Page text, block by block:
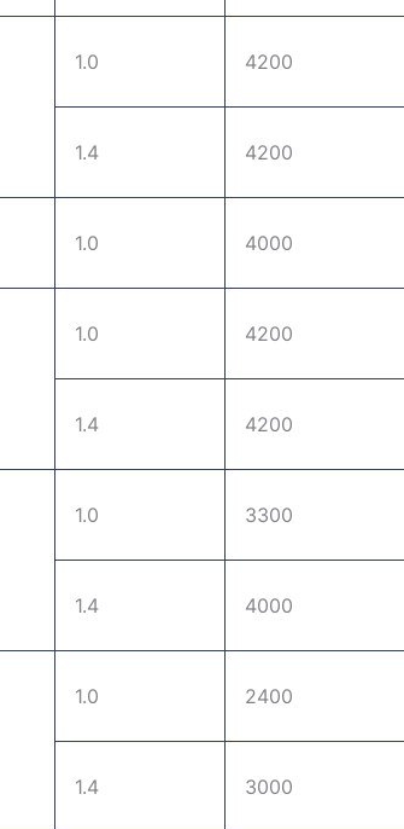
1.0 4200
1.4 4200
1.0 4000
1.0 4200
1.4 4200
1.0 3300
1.4 4000
1.0 2400
1.4 3000